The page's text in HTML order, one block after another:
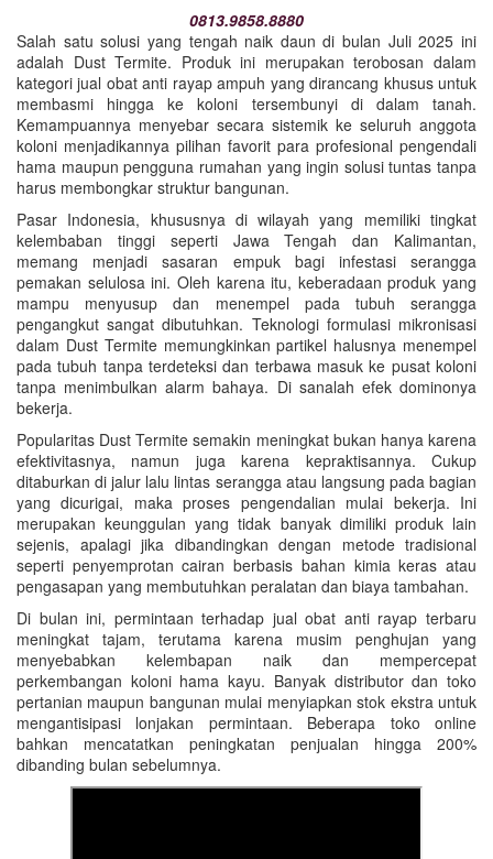
0813.9858.8880
Salah satu solusi yang tengah naik daun di bulan Juli 2025 ini
adalah Dust Termite. Produk ini merupakan terobosan dalam
kategori jual obat anti rayap ampuh yang dirancang khusus untuk
membasmi hingga ke koloni tersembunyi di dalam tanah.
Kemampuannya menyebar secara sistemik ke seluruh anggota
koloni menjadikannya pilihan favorit para profesional pengendali
hama maupun pengguna rumahan yang ingin solusi tuntas tanpa
harus membongkar struktur bangunan.
Pasar Indonesia, khususnya di wilayah yang memiliki tingkat
kelembaban tinggi seperti Jawa Tengah dan Kalimantan,
memang menjadi sasaran empuk bagi infestasi serangga
pemakan selulosa ini. Oleh karena itu, keberadaan produk yang
mampu menyusup dan menempel pada tubuh serangga
pengangkut sangat dibutuhkan. Teknologi formulasi mikronisasi
dalam Dust Termite memungkinkan partikel halusnya menempel
pada tubuh tanpa terdeteksi dan terbawa masuk ke pusat koloni
tanpa menimbulkan alarm bahaya. Di sanalah efek dominonya
bekerja.
Popularitas Dust Termite semakin meningkat bukan hanya karena
efektivitasnya, namun juga karena kepraktisannya. Cukup
ditaburkan di jalur lalu lintas serangga atau langsung pada bagian
yang dicurigai, maka proses pengendalian mulai bekerja. Ini
merupakan keunggulan yang tidak banyak dimiliki produk lain
sejenis, apalagi jika dibandingkan dengan metode tradisional
seperti penyemprotan cairan berbasis bahan kimia keras atau
pengasapan yang membutuhkan peralatan dan biaya tambahan.
Di bulan ini, permintaan terhadap jual obat anti rayap terbaru
meningkat tajam, terutama karena musim penghujan yang
menyebabkan kelembapan naik dan mempercepat
perkembangan koloni hama kayu. Banyak distributor dan toko
pertanian maupun bangunan mulai menyiapkan stok ekstra untuk
mengantisipasi lonjakan permintaan. Beberapa toko online
bahkan mencatatkan peningkatan penjualan hingga 200%
dibanding bulan sebelumnya.